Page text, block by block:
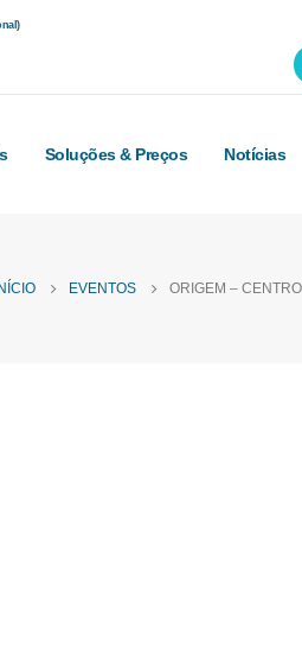
Soluções & Preços Notícias
INÍCIO EVENTOS ORIGEM –